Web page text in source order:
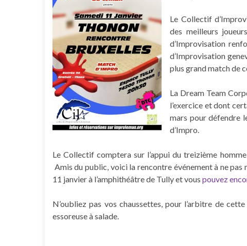
Le Collectif
des meilleurs
d’Improvisation
d’Improvisation
plus grand match de
La Dream Team
l’exercice et dont
mars pour défendre
d’Impro.
Le Collectif comptera sur l’appui du treizième
Amis du public, voici la rencontre événement à ne pas
11 janvier à l’amphithéâtre de Tully et vous pouvez
N’oubliez pas vos chaussettes, pour l’arbitre de
essoreuse à salade.